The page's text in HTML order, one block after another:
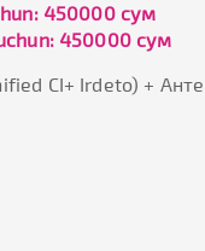
450000 сум
450000 сум
CI+ Irdeto) +